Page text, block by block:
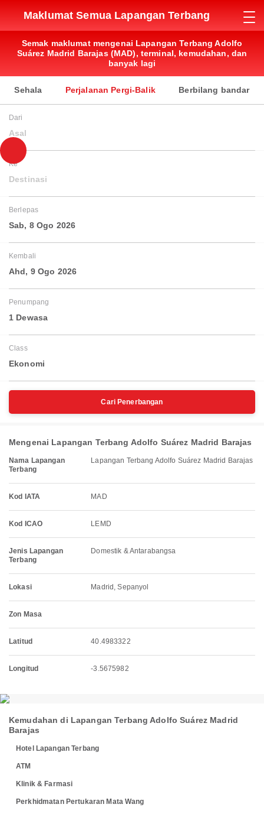
Maklumat Semua Lapangan Terbang
Semak maklumat mengenai Lapangan Terbang Adolfo
Suárez Madrid Barajas (MAD), terminal, kemudahan, dan
banyak lagi
Sehala Perjalanan Pergi-Balik Berbilang bandar
Dari
Asal
Ke
Destinasi
Berlepas
Sab, 8 Ogo 2026
Kembali
Ahd, 9 Ogo 2026
Penumpang
1 Dewasa
Class
Ekonomi
Cari Penerbangan
Mengenai Lapangan Terbang Adolfo Suárez Madrid Barajas
Nama Lapangan
Terbang
Lapangan Terbang Adolfo Suárez Madrid Barajas
Kod IATA MAD
Kod ICAO LEMD
Jenis Lapangan
Terbang
Domestik & Antarabangsa
Lokasi Madrid, Sepanyol
Zon Masa
Latitud 40.4983322
Longitud -3.5675982
Kemudahan di Lapangan Terbang Adolfo Suárez Madrid
Barajas
Hotel Lapangan Terbang
ATM
Klinik & Farmasi
Perkhidmatan Pertukaran Mata Wang